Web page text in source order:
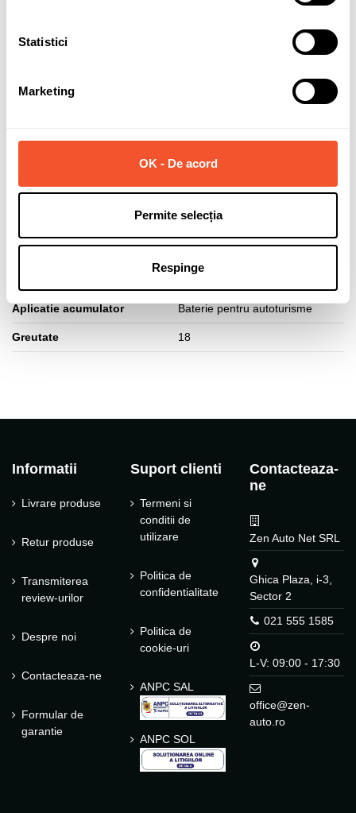
Statistici
Marketing
OK - De acord
Permite selecția
Respinge
Detalii ale produsului
Normala (dreapta +)
Lungime acumulator (mm) 278
Latime acumulator (mm) 175
Inaltime acumulator (mm)
Aplicatie acumulator Baterie pentru autoturisme
Greutate 18
Informatii
Livrare produse
Retur produse
Transmiterea
review-urilor
Despre noi
Contacteaza-ne
Formular de
garantie
Suport clienti
Termeni si
conditii de
utilizare
Politica de
confidentialitate
Politica de
cookie-uri
ANPC SAL
ANPC SOL
Contacteaza-
ne
Zen Auto Net SRL
Ghica Plaza, i-3,
Sector 2
021 555 1585
L-V: 09:00 - 17:30
office@zen-
auto.ro